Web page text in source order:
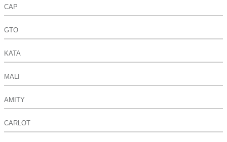
CAP
GTO
KATA
MALI
AMITY
CARLOT